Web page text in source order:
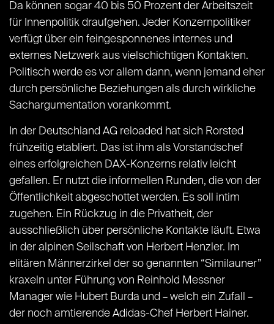
Da können sogar 40 bis 50 Prozent der Arbeitszeit
für Innenpolitik draufgehen. Jeder Konzernpolitiker
verfügt über ein feingesponnenes internes und
externes Netzwerk aus vielschichtigen Kontakten.
Politisch werde es vor allem dann, wenn jemand eher
durch persönliche Beziehungen als durch wirkliche
Sachargumentation vorankommt.
In der Deutschland AG reloaded hat sich Rorsted
frühzeitig etabliert. Das ist ihm als Vorstandschef
eines erfolgreichen DAX-Konzerns relativ leicht
gefallen. Er nutzt die informellen Runden, die von der
Öffentlichkeit abgeschottet werden. Es soll intim
zugehen. Ein Rückzug in die Privatheit, der
ausschließlich über persönliche Kontakte läuft. Etwa
in der alpinen Seilschaft von Herbert Henzler. Im
elitären Männerzirkel der so genannten “Similauner”
kraxeln unter Führung von Reinhold Messner
Manager wie Hubert Burda und – welch ein Zufall –
der noch amtierende Adidas-Chef Herbert Hainer.